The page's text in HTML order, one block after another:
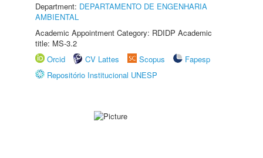
Department: DEPARTAMENTO DE ENGENHARIA
AMBIENTAL
Academic Appointment Category: RDIDP Academic
title: MS-3.2
Orcid
CV Lattes Scopus
Fapesp
Repositório Institucional UNESP